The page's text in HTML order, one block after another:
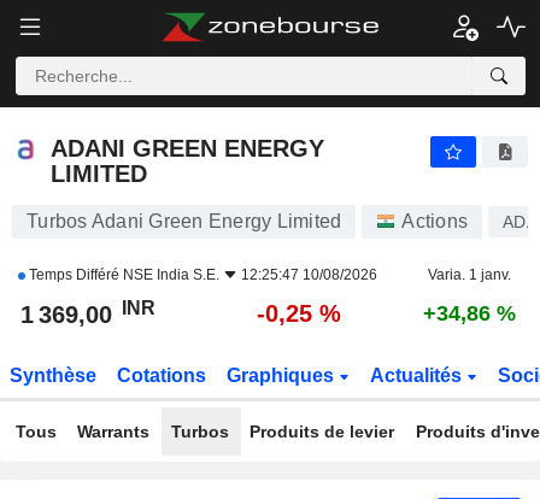
ADANI GREEN ENERGY
LIMITED
Turbos Adani Green Energy Limited Actions
Temps Différé NSE India S.E. 12:25:47 10/08/2026 Varia. 1 janv.
1 369,00 INR -0,25 % +34,86 %
Synthèse Cotations Graphiques Actualités
Tous Warrants Turbos Produits de levier Produits